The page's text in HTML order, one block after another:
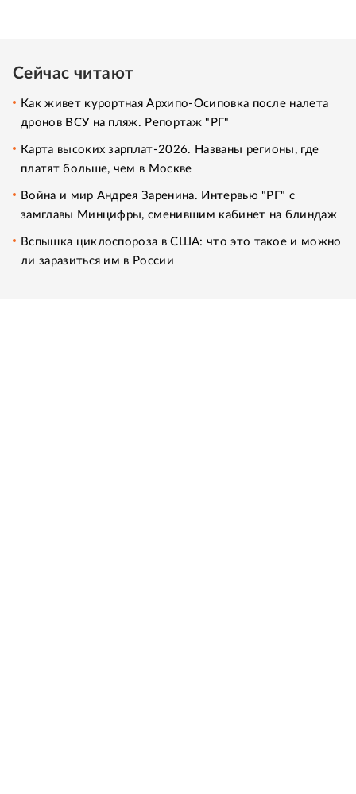
Сейчас читают
Как живет курортная Архипо-Осиповка после налета
дронов ВСУ на пляж. Репортаж "РГ"
Карта высоких зарплат-2026. Названы регионы, где
платят больше, чем в Москве
Война и мир Андрея Заренина. Интервью "РГ" с
замглавы Минцифры, сменившим кабинет на блиндаж
Вспышка циклоспороза в США: что это такое и можно
ли заразиться им в России